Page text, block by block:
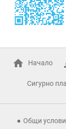
Начало
Сигурно
Общи